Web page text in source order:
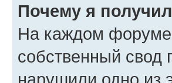
Почему я
На каждом форуме
собственный свод
нарушили одно из